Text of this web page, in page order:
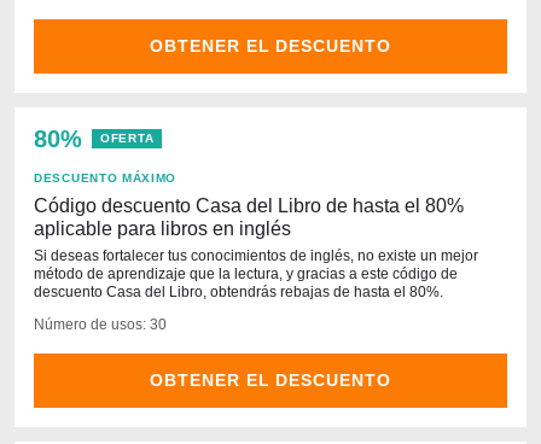
OBTENER EL DESCUENTO
80% OFERTA
DESCUENTO MÁXIMO
Código descuento Casa del Libro de hasta el 80%
aplicable para libros en inglés
Si deseas fortalecer tus conocimientos de inglés, no existe un mejor
método de aprendizaje que la lectura, y gracias a este código de
descuento Casa del Libro, obtendrás rebajas de hasta el 80%.
Número de usos: 30
OBTENER EL DESCUENTO